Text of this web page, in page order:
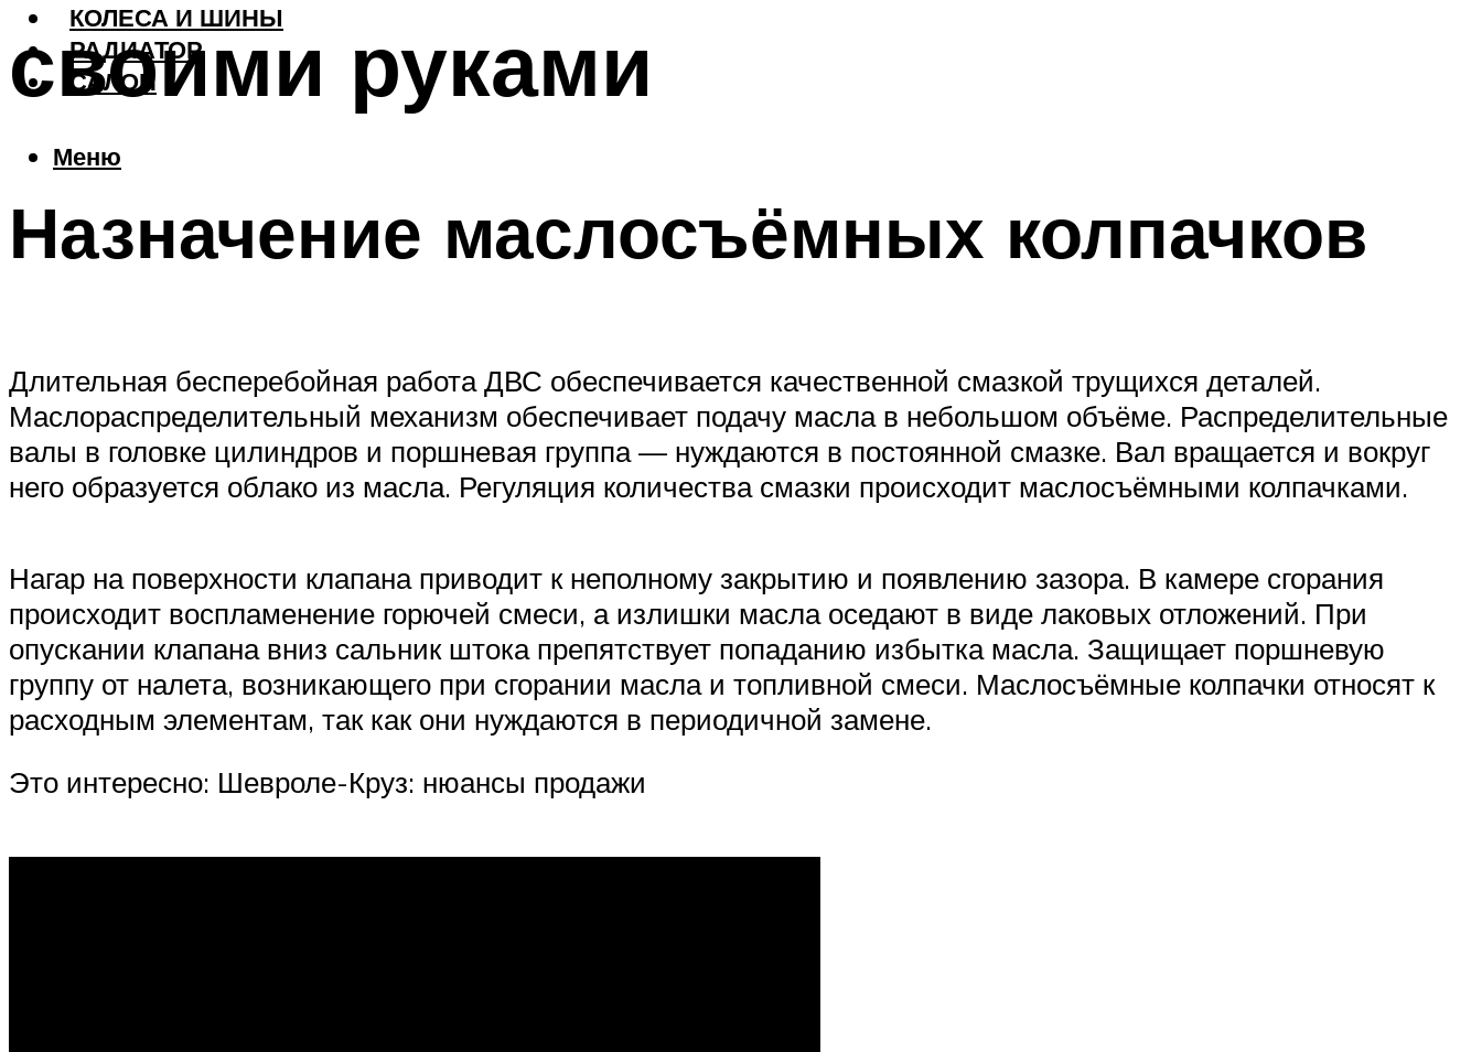
КОЛЕСА И ШИНЫ
РАДИАТОР
САЛОН
Меню
своими руками
Назначение маслосъёмных колпачков
Длительная бесперебойная работа ДВС обеспечивается качественной смазкой трущихся деталей.
Маслораспределительный механизм обеспечивает подачу масла в небольшом объёме. Распределительные
валы в головке цилиндров и поршневая группа — нуждаются в постоянной смазке. Вал вращается и вокруг
него образуется облако из масла. Регуляция количества смазки происходит маслосъёмными колпачками.
Нагар на поверхности клапана приводит к неполному закрытию и появлению зазора. В камере сгорания
происходит воспламенение горючей смеси, а излишки масла оседают в виде лаковых отложений. При
опускании клапана вниз сальник штока препятствует попаданию избытка масла. Защищает поршневую
группу от налета, возникающего при сгорании масла и топливной смеси. Маслосъёмные колпачки относят к
расходным элементам, так как они нуждаются в периодичной замене.
Это интересно: Шевроле-Круз: нюансы продажи